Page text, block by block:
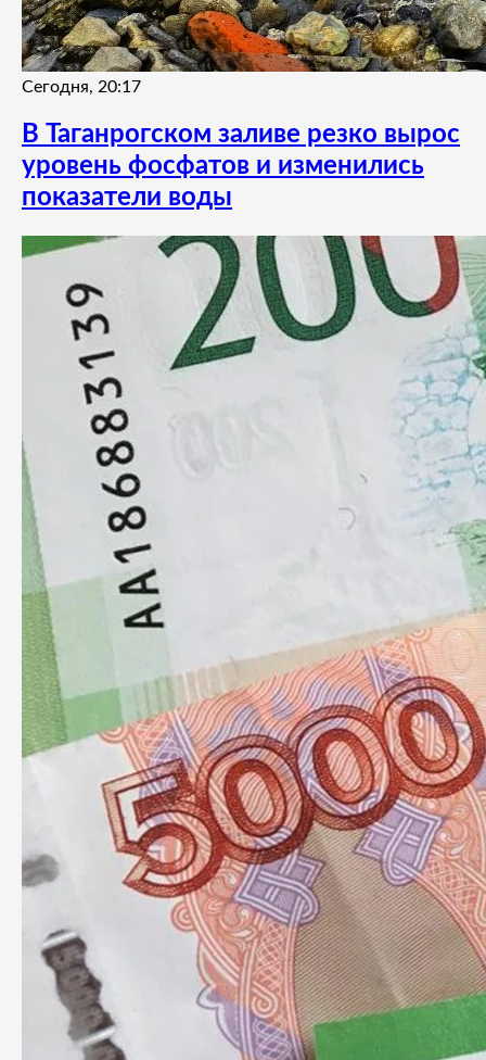
Сегодня, 20:17
В Таганрогском заливе резко вырос
уровень фосфатов и изменились
показатели воды